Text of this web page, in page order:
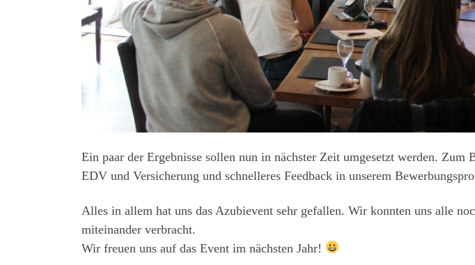
Ein paar der Ergebnisse sollen nun in nächster Zeit umgesetzt werden.
EDV und Versicherung und schnelleres Feedback in unserem
Alles in allem hat uns das Azubievent sehr gefallen. Wir konnten uns alle
miteinander verbracht.
Wir freuen uns auf das Event im nächsten Jahr!